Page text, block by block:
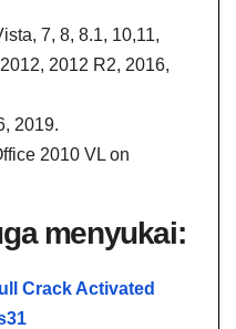
7, 8, 8.1, 10,11,
2012 R2, 2016,
2019.
2010 VL on
menyukai:
Crack​ Activated